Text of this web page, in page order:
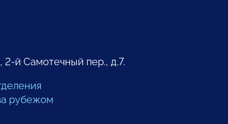
2-й Самотечный пер., д.7.
рубежом